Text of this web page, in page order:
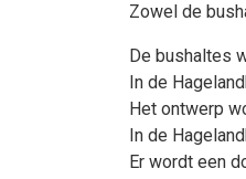
Zowel de
De bushaltes
In de
Het ontwerp
In de
Er wordt een